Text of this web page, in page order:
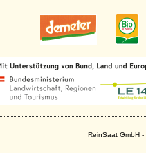
ReinSaat GmbH